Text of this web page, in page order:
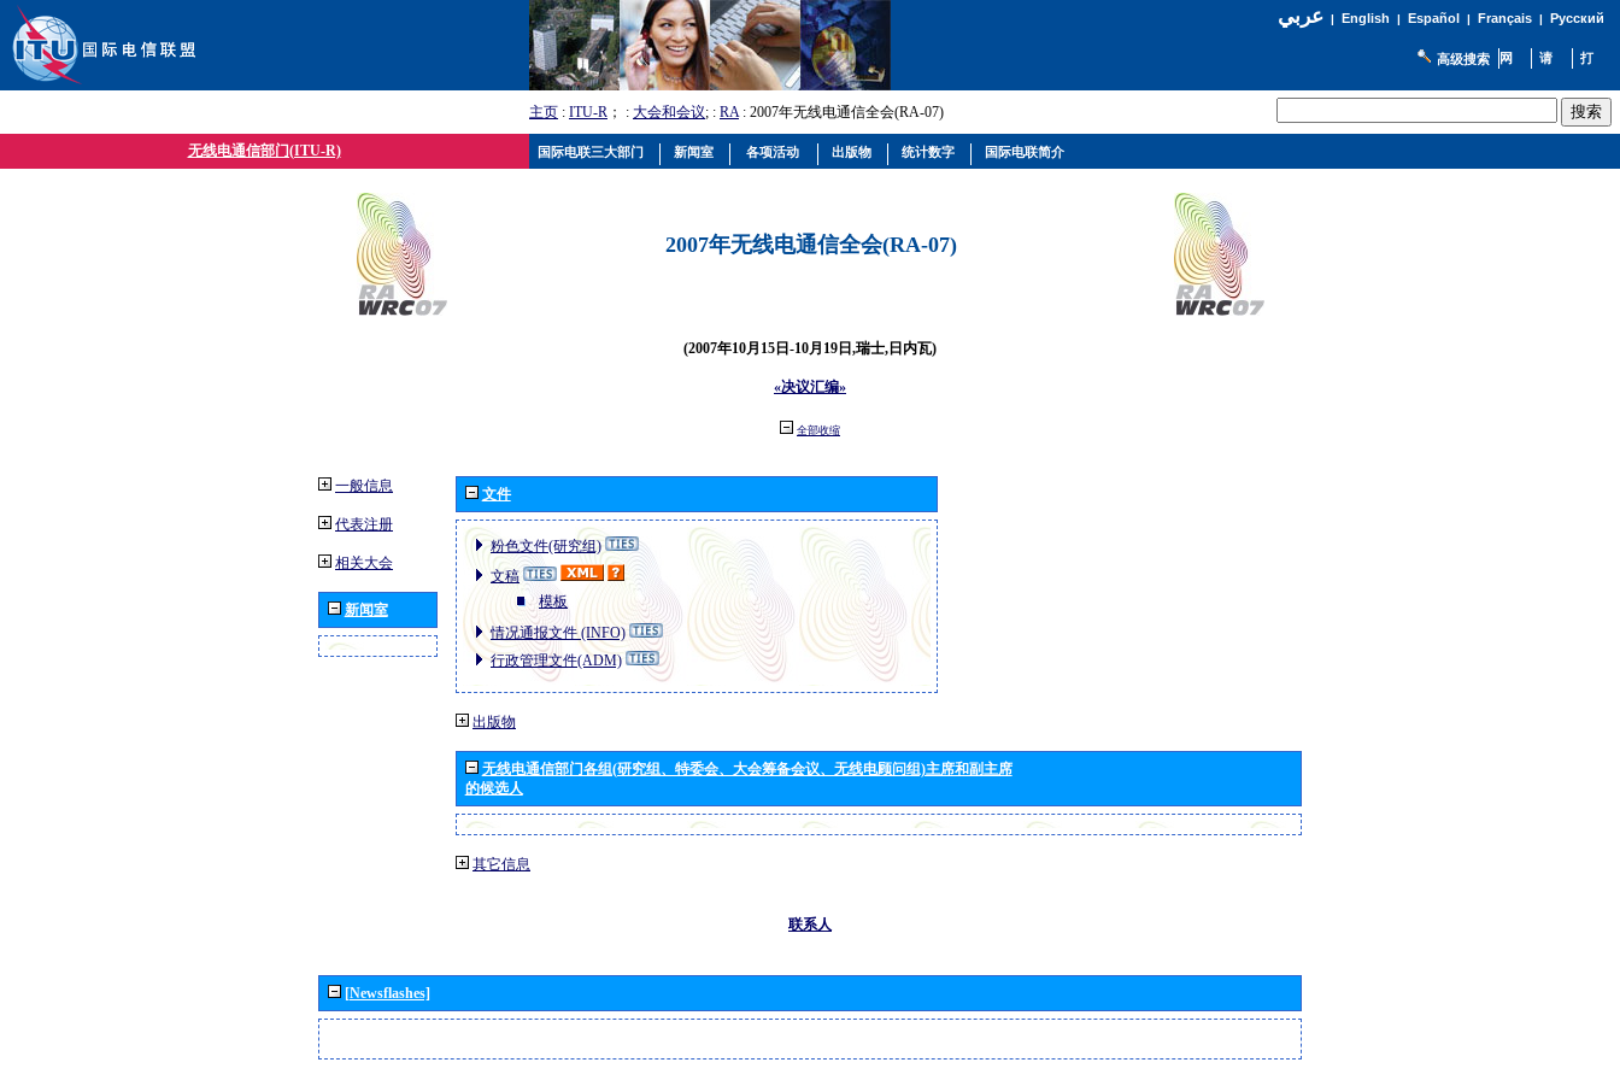
عربي| English | Español | Français| Русский
高级搜索
主页 : ITU-R ； : 大会和会议; : RA: 2007年无线电通信全会(RA-07)
无线电通信部门(ITU-R)
2007年无线电通信全会(RA-07)
(2007年10月15日-10月19日,瑞士,日内瓦)
«决议汇编»
全部收缩
一般信息
代表注册
相关大会
新闻室
文件
粉色文件(研究组)
文稿
模板
情况通报文件 (INFO)
行政管理文件(ADM)
出版物
无线电通信部门各组(研究组、特委会、大会筹备会议、无线电顾问组)主席和副主席
的候选人
其它信息
联系人
[Newsflashes]
国际电联三大部门 新闻室 各项活动 出版物 统计数字 国际电联简介